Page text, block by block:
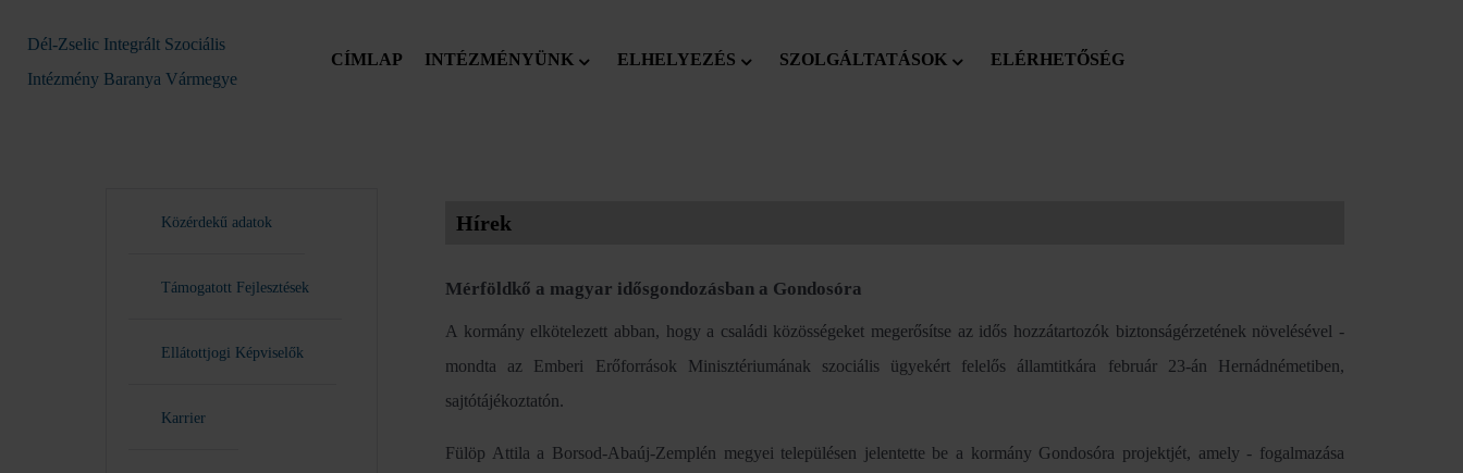
Dél-Zselic Integrált Szociális
Intézmény Baranya Vármegye
CÍMLAP INTÉZMÉNYÜNK ELHELYEZÉS SZOLGÁLTATÁSOK ELÉRHETŐSÉG
Közérdekű adatok
Támogatott Fejlesztések
Ellátottjogi Képviselők
Karrier
Hírek
Mérföldkő a magyar idősgondozásban a Gondosóra
A kormány elkötelezett abban, hogy a családi közösségeket megerősítse az idős hozzátartozók biztonságérzetének növelésével -
mondta az Emberi Erőforrások Minisztériumának szociális ügyekért felelős államtitkára február 23-án Hernádnémetiben,
sajtótájékoztatón.
Fülöp Attila a Borsod-Abaúj-Zemplén megyei településen jelentette be a kormány Gondosóra projektjét, amely - fogalmazása